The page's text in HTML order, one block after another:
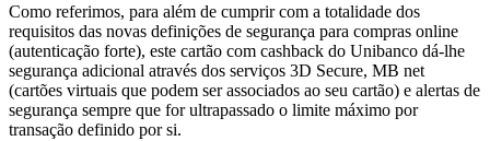
Como referimos, para além de cumprir com a totalidade dos
requisitos das novas definições de segurança para compras online
(autenticação forte), este cartão com cashback do Unibanco dá-lhe
segurança adicional através dos serviços 3D Secure, MB net
(cartões virtuais que podem ser associados ao seu cartão) e alertas de
segurança sempre que for ultrapassado o limite máximo por
transação definido por si.